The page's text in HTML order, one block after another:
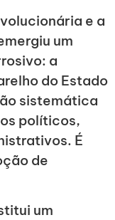
e a
um
a
do Estado
sistemática
políticos,
É
de
um